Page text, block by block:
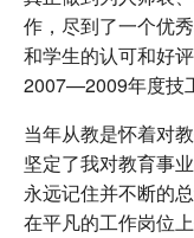
作，尽到了一个优
和学生的认可和好
2007—2009年度技
当年从教是怀着对
坚定了我对教育事
永远记住并不断的
在平凡的工作岗位